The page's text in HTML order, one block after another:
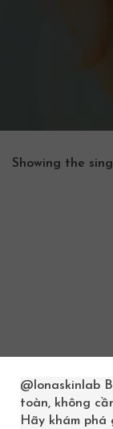
Showing the
@lonaskinlab
toàn, không
Hãy khám